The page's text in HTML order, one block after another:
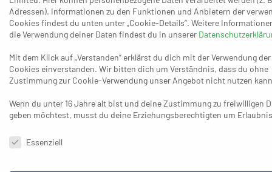
Werbefläche: Wenn OSC-Trainer Thomas
redet, lässt er irgendwie auch seine Maske
sprechen: „Handball-Heimat Rheinhausen“.
(Foto: Herbert Mölleken)
Brauchbares mit für die weitere Saison-Vorbereitung.
Adressen). Informationen zu den Funktionen und Anbietern der
Cookies findest du unten unter „Cookie-Details“. Weitere
die Verwendung deiner Daten findest du in unserer
Mit dem Klick auf „Verstanden“ erklärst du dich mit der Verwendung der
Cookies einverstanden. Wir bitten dich um Verständnis, dass du ohne
Zustimmung zur Cookie-Verwendung unser Angebot nicht nutzen
Wenn du unter 16 Jahre alt bist und deine Zustimmung zu freiwilligen
geben möchtest, musst du deine Erziehungsberechtigten um
Datenschutzeinstellungen & Nutzungsbedingungen
Essenziell